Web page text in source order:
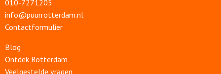
010-7271205
info@puurrotterdam.nl
Contactformulier
Blog
Ontdek Rotterdam
Veelgestelde vragen